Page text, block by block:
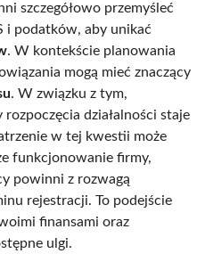
szczegółowo przemyśleć
i podatków, aby unikać
. W kontekście planowania
mogą mieć znaczący
. W związku z tym,
działalności staje
w tej kwestii może
funkcjonowanie firmy,
powinni z rozwagą
rejestracji. To podejście
finansami oraz
ulgi.